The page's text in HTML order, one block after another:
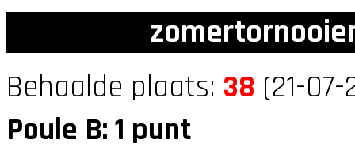
Behaalde plaats: 38 (21-
Poule B: 1 punt